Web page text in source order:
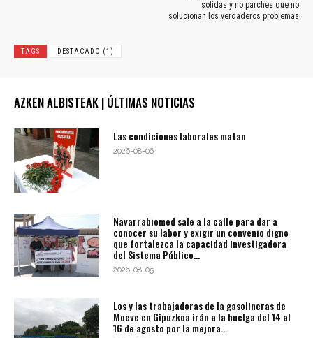
sólidas y no parches que no
solucionan los verdaderos problemas
TAGS DESTACADO (1)
AZKEN ALBISTEAK | ÚLTIMAS NOTICIAS
Las condiciones laborales matan
2026-08-06
Navarrabiomed sale a la calle para dar a
conocer su labor y exigir un convenio digno
que fortalezca la capacidad investigadora
del Sistema Público...
2026-08-05
Los y las trabajadoras de la gasolineras de
Moeve en Gipuzkoa irán a la huelga del 14 al
16 de agosto por la mejora...